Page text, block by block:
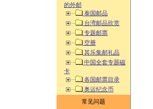
的外邮
泰国邮品
台湾邮品欣赏
专题邮票
空册
其乐集邮礼品
中国全套专题磁
卡
各国邮票目录
奥运纪念币
常见问题